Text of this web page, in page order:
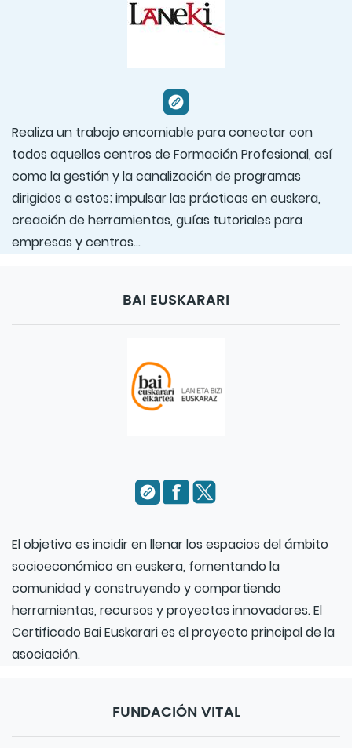
Realiza un trabajo encomiable para conectar con
todos aquellos centros de Formación Profesional, así
como la gestión y la canalización de programas
dirigidos a estos; impulsar las prácticas en euskera,
creación de herramientas, guías tutoriales para
empresas y centros...
BAI EUSKARARI
El objetivo es incidir en llenar los espacios del ámbito
socioeconómico en euskera, fomentando la
comunidad y construyendo y compartiendo
herramientas, recursos y proyectos innovadores. El
Certificado Bai Euskarari es el proyecto principal de la
asociación.
FUNDACIÓN VITAL